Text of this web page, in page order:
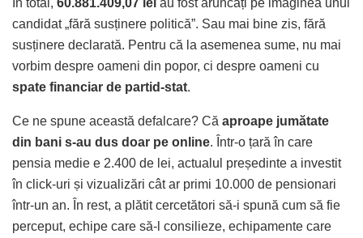
candidat „fără susținere politică”. Sau mai bine zis, fără
susținere declarată. Pentru că la asemenea sume, nu mai
vorbim despre oameni din popor, ci despre oameni cu
spate financiar de partid-stat.
Ce ne spune această defalcare? Că aproape jumătate
din bani s-au dus doar pe online. Într-o țară în care
pensia medie e 2.400 de lei, actualul președinte a investit
în click-uri și vizualizări cât ar primi 10.000 de pensionari
într-un an. În rest, a plătit cercetători să-i spună cum să fie
perceput, echipe care să-l consilieze, echipamente care